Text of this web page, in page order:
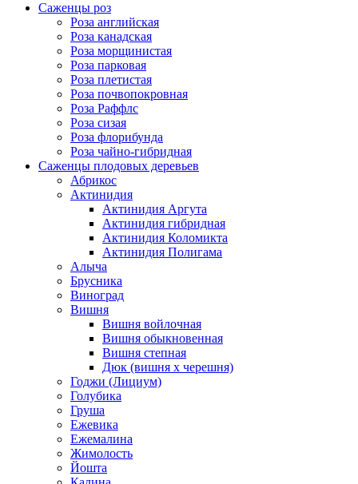
Саженцы роз
Роза английская
Роза канадская
Роза морщинистая
Роза парковая
Роза плетистая
Роза почвопокровная
Роза Раффлс
Роза сизая
Роза флорибунда
Роза чайно-гибридная
Саженцы плодовых деревьев
Абрикос
Актинидия
Актинидия Аргута
Актинидия гибридная
Актинидия Коломикта
Актинидия Полигама
Алыча
Брусника
Виноград
Вишня
Вишня войлочная
Вишня обыкновенная
Вишня степная
Дюк (вишня х черешня)
Годжи (Лициум)
Голубика
Груша
Ежевика
Ежемалина
Жимолость
Йошта